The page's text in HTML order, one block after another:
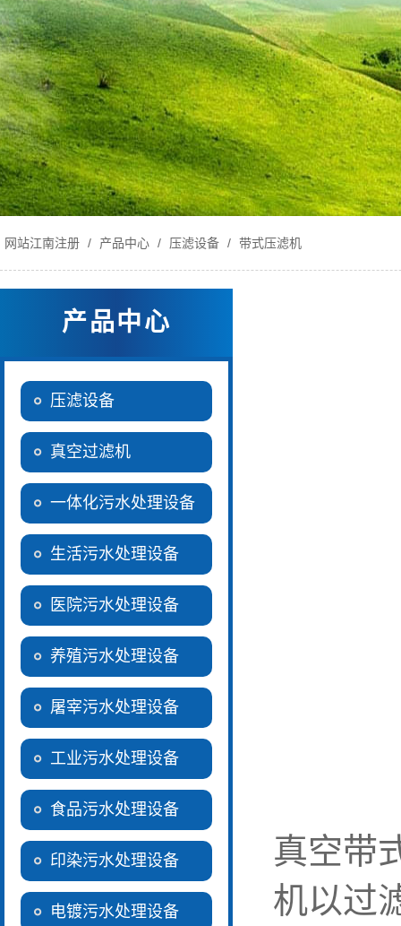
网站江南注册 / 产品中心 / 压滤设备 / 带式压滤机
产品中心
压滤设备
真空过滤机
一体化污水处理设备
生活污水处理设备
医院污水处理设备
养殖污水处理设备
屠宰污水处理设备
工业污水处理设备
食品污水处理设备
印染污水处理设备
电镀污水处理设备
真空带
机以过